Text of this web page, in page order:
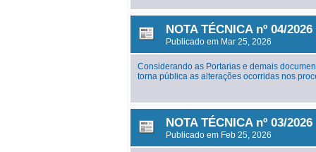
NOTA TÉCNICA nº 04/
Publicado em Mar 25, 2026
Considerando as Portarias e demais
torna pública as alterações ocorridas nos
NOTA TÉCNICA nº 03/
Publicado em Feb 25, 2026